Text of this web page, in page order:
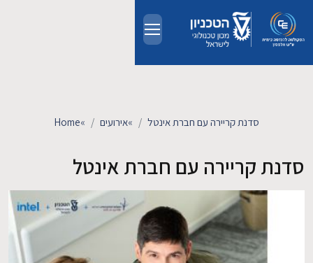
חדשות ואירועים
Home» אירועים» סדנת קריירה עם חברת אינטל
סדנת קריירה עם חברת אינטל